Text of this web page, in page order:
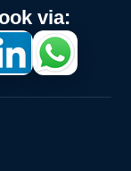
via: